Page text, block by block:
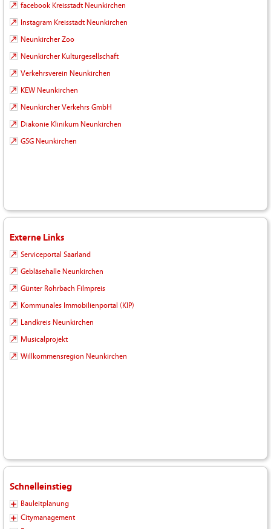
facebook Kreisstadt Neunkirchen
Instagram Kreisstadt Neunkirchen
Neunkircher Zoo
Neunkircher Kulturgesellschaft
Verkehrsverein Neunkirchen
KEW Neunkirchen
Neunkircher Verkehrs GmbH
Diakonie Klinikum Neunkirchen
GSG Neunkirchen
Externe Links
Serviceportal Saarland
Gebläsehalle Neunkirchen
Günter Rohrbach Filmpreis
Kommunales Immobilienportal (KIP)
Landkreis Neunkirchen
Musicalprojekt
Willkommensregion Neunkirchen
Schnelleinstieg
Bauleitplanung
Citymanagement